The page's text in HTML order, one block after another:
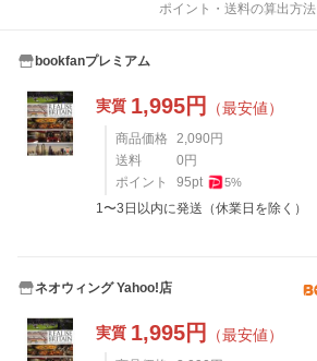
ポイント・送料の算出方法
bookfanプレミアム
実質 1,995円 （最安値）
商品価格 2,090 円
送料
0 円
ポイント
95pt 5%
1〜3日以内に発送（休業日を除く）
ネオウィング Yahoo!店
実質 1,995円 （最安値）